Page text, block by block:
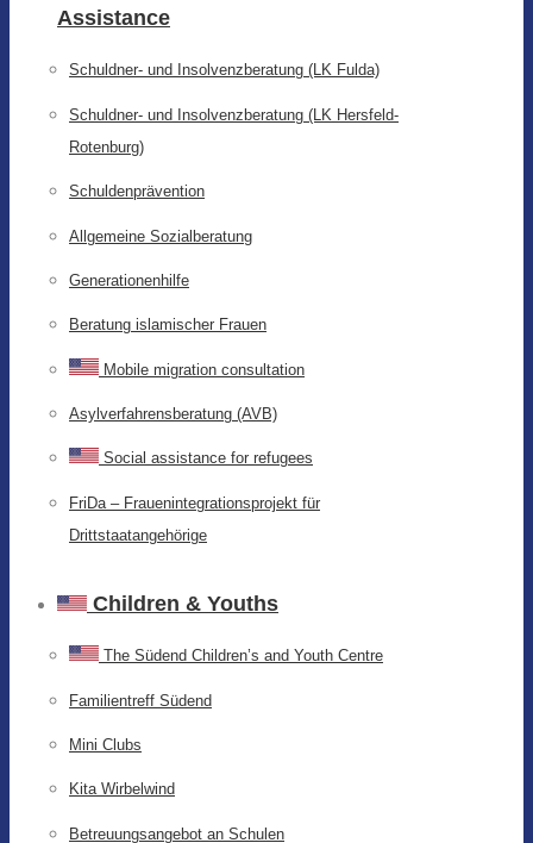
Assistance
Schuldner- und Insolvenzberatung (LK Fulda)
Schuldner- und Insolvenzberatung (LK Hersfeld-
Rotenburg)
Schuldenprävention
Allgemeine Sozialberatung
Generationenhilfe
Beratung islamischer Frauen
Mobile migration consultation
Asylverfahrensberatung (AVB)
Social assistance for refugees
FriDa – Frauenintegrationsprojekt für
Drittstaatangehörige
Children & Youths
The Südend Children’s and Youth Centre
Familientreff Südend
Mini Clubs
Kita Wirbelwind
Betreuungsangebot an Schulen